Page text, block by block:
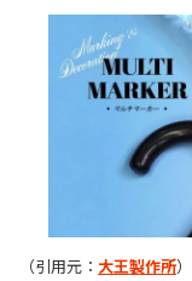
（引用元： 大王製作所）